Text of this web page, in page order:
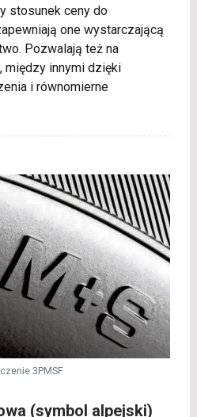
stosunek ceny do
one wystarczającą
Pozwalają też na
między innymi dzięki
i równomierne
3PMSF
(symbol alpejski)